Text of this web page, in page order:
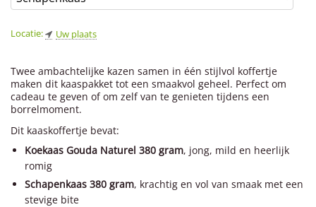
Locatie: Uw plaats
Twee ambachtelijke kazen samen in één stijlvol koffertje
maken dit kaaspakket tot een smaakvol geheel. Perfect om
cadeau te geven of om zelf van te genieten tijdens een
borrelmoment.
Dit kaaskoffertje bevat:
Koekaas Gouda Naturel 380 gram, jong, mild en heerlijk
romig
Schapenkaas 380 gram, krachtig en vol van smaak met een
stevige bite